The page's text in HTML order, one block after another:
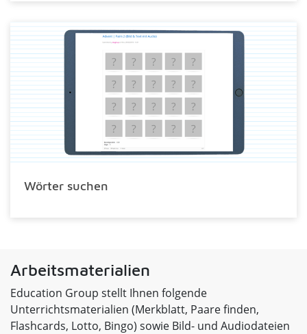
Wörter suchen
Arbeitsmaterialien
Education Group stellt Ihnen folgende
Unterrichtsmaterialien (Merkblatt, Paare finden,
Flashcards, Lotto, Bingo) sowie Bild- und Audiodateien